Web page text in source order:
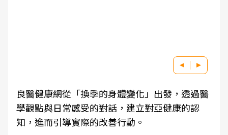
良醫健康網從「換季的身體變化」出發，透過醫
學觀點與日常感受的對話，建立對亞健康的認
知，進而引導實際的改善行動。